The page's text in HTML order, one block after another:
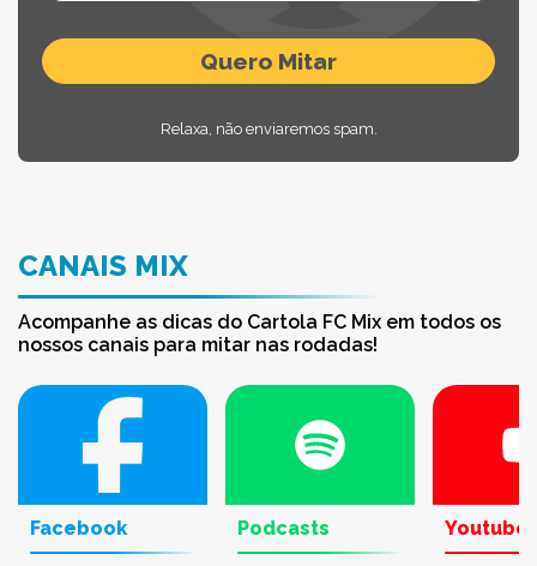
Relaxa, não enviaremos spam.
CANAIS MIX
Acompanhe as dicas do Cartola FC Mix em todos os
nossos canais para mitar nas rodadas!
Facebook Podcasts Youtube